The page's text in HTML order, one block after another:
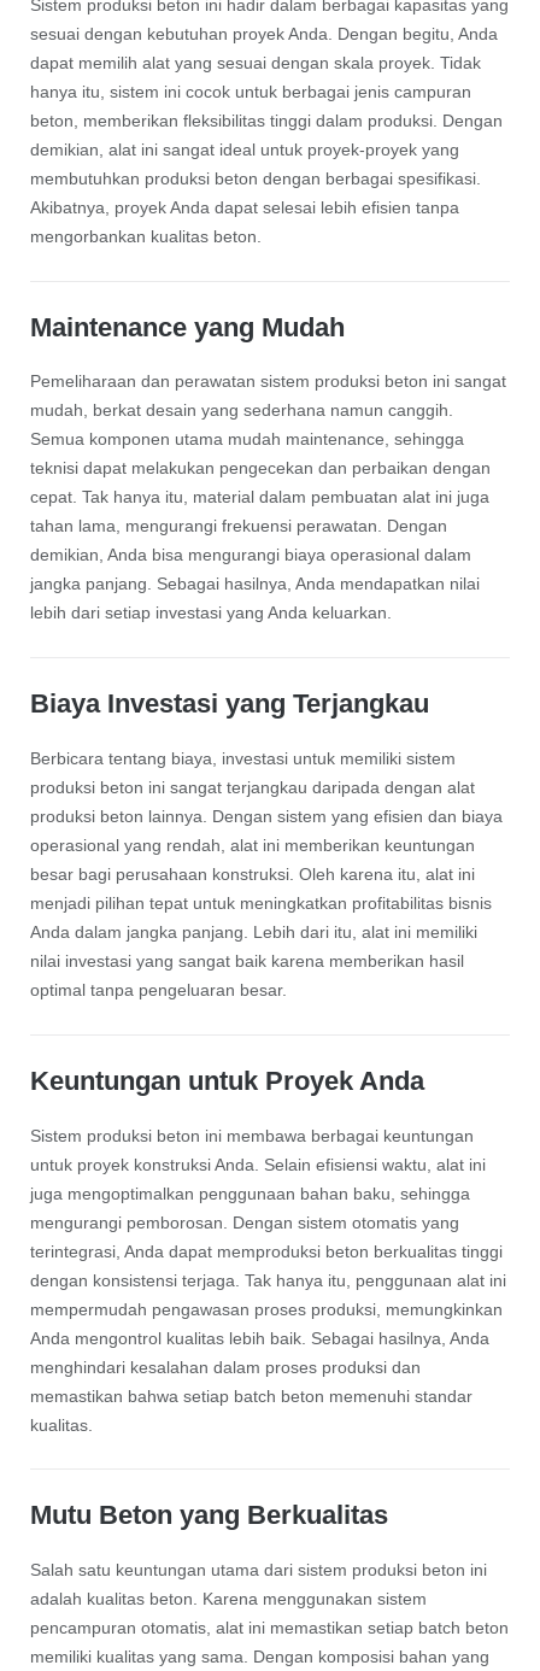
Sistem produksi beton ini hadir dalam berbagai kapasitas yang
sesuai dengan kebutuhan proyek Anda. Dengan begitu, Anda
dapat memilih alat yang sesuai dengan skala proyek. Tidak
hanya itu, sistem ini cocok untuk berbagai jenis campuran
beton, memberikan fleksibilitas tinggi dalam produksi. Dengan
demikian, alat ini sangat ideal untuk proyek-proyek yang
membutuhkan produksi beton dengan berbagai spesifikasi.
Akibatnya, proyek Anda dapat selesai lebih efisien tanpa
mengorbankan kualitas beton.
Maintenance yang Mudah
Pemeliharaan dan perawatan sistem produksi beton ini sangat
mudah, berkat desain yang sederhana namun canggih.
Semua komponen utama mudah maintenance, sehingga
teknisi dapat melakukan pengecekan dan perbaikan dengan
cepat. Tak hanya itu, material dalam pembuatan alat ini juga
tahan lama, mengurangi frekuensi perawatan. Dengan
demikian, Anda bisa mengurangi biaya operasional dalam
jangka panjang. Sebagai hasilnya, Anda mendapatkan nilai
lebih dari setiap investasi yang Anda keluarkan.
Biaya Investasi yang Terjangkau
Berbicara tentang biaya, investasi untuk memiliki sistem
produksi beton ini sangat terjangkau daripada dengan alat
produksi beton lainnya. Dengan sistem yang efisien dan biaya
operasional yang rendah, alat ini memberikan keuntungan
besar bagi perusahaan konstruksi. Oleh karena itu, alat ini
menjadi pilihan tepat untuk meningkatkan profitabilitas bisnis
Anda dalam jangka panjang. Lebih dari itu, alat ini memiliki
nilai investasi yang sangat baik karena memberikan hasil
optimal tanpa pengeluaran besar.
Keuntungan untuk Proyek Anda
Sistem produksi beton ini membawa berbagai keuntungan
untuk proyek konstruksi Anda. Selain efisiensi waktu, alat ini
juga mengoptimalkan penggunaan bahan baku, sehingga
mengurangi pemborosan. Dengan sistem otomatis yang
terintegrasi, Anda dapat memproduksi beton berkualitas tinggi
dengan konsistensi terjaga. Tak hanya itu, penggunaan alat ini
mempermudah pengawasan proses produksi, memungkinkan
Anda mengontrol kualitas lebih baik. Sebagai hasilnya, Anda
menghindari kesalahan dalam proses produksi dan
memastikan bahwa setiap batch beton memenuhi standar
kualitas.
Mutu Beton yang Berkualitas
Salah satu keuntungan utama dari sistem produksi beton ini
adalah kualitas beton. Karena menggunakan sistem
pencampuran otomatis, alat ini memastikan setiap batch beton
memiliki kualitas yang sama. Dengan komposisi bahan yang